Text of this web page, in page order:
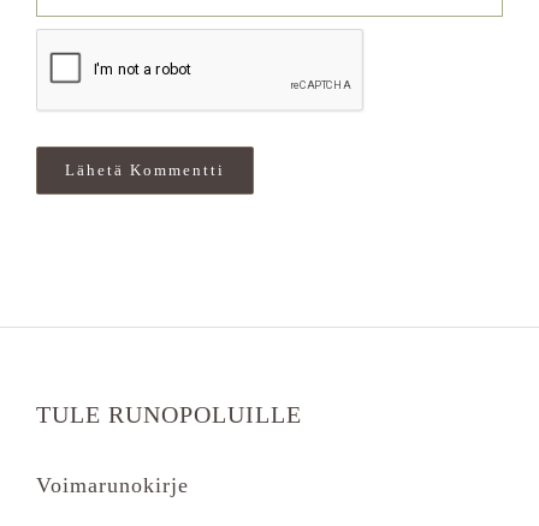
TULE RUNOPOLUILLE
Voimarunokirje